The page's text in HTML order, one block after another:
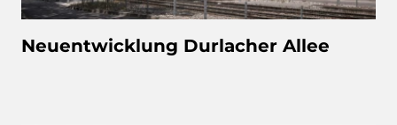
Neuentwicklung Durlacher Allee